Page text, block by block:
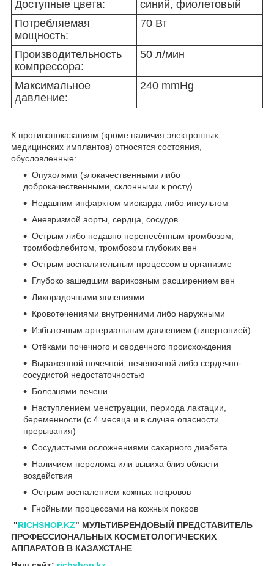
Доступные цвета:
синий, фиолетовый
Потребляемая
мощность:
70 Вт
Производительность
компрессора:
50 л/мин
Максимальное
давление:
240 mmHg
К противопоказаниям (кроме наличия электронных
медицинских имплантов) относятся состояния,
обусловленные:
Опухолями (злокачественными либо
доброкачественными, склонными к росту)
Недавним инфарктом миокарда либо инсультом
Аневризмой аорты, сердца, сосудов
Острым либо недавно перенесённым тромбозом,
тромбофлебитом, тромбозом глубоких вен
Острым воспалительным процессом в организме
Глубоко зашедшим варикозным расширением вен
Лихорадочными явлениями
Кровотечениями внутренними либо наружными
Избыточным артериальным давлением (гипертонией)
Отёками почечного и сердечного происхождения
Выраженной почечной, печёночной либо сердечно-
сосудистой недостаточностью
Болезнями печени
Наступлением менструации, периода лактации,
беременности (с 4 месяца и в случае опасности
прерывания)
Сосудистыми осложнениями сахарного диабета
Наличием перелома или вывиха близ области
воздействия
Острым воспалением кожных покровов
Гнойными процессами на кожных покров
"RICHSHOP.KZ" МУЛЬТИБРЕНДОВЫЙ ПРЕДСТАВИТЕЛЬ
ПРОФЕССИОНАЛЬНЫХ КОСМЕТОЛОГИЧЕСКИХ
АППАРАТОВ В КАЗАХСТАНЕ